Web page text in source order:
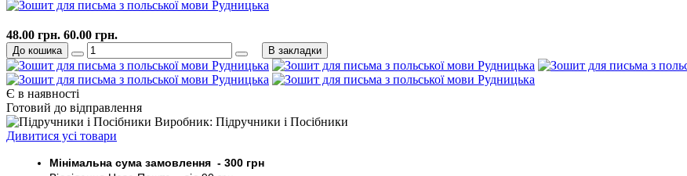
Є в наявності
Готовий до відправлення
Виробник: Підручники і Посібники
Дивитися усі товари
Мінімальна сума замовлення - 300 грн
48.00 грн. 60.00 грн.
До кошика В закладки